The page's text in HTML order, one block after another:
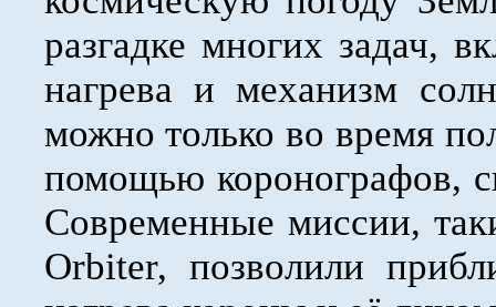
разгадке многих задач,
нагрева и механизм
можно только во время
помощью коронографов,
Современные миссии,
Orbiter, позволили